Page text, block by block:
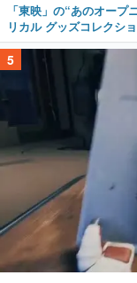
「東映」の“あのオー
リカル グッズコレクシ
5